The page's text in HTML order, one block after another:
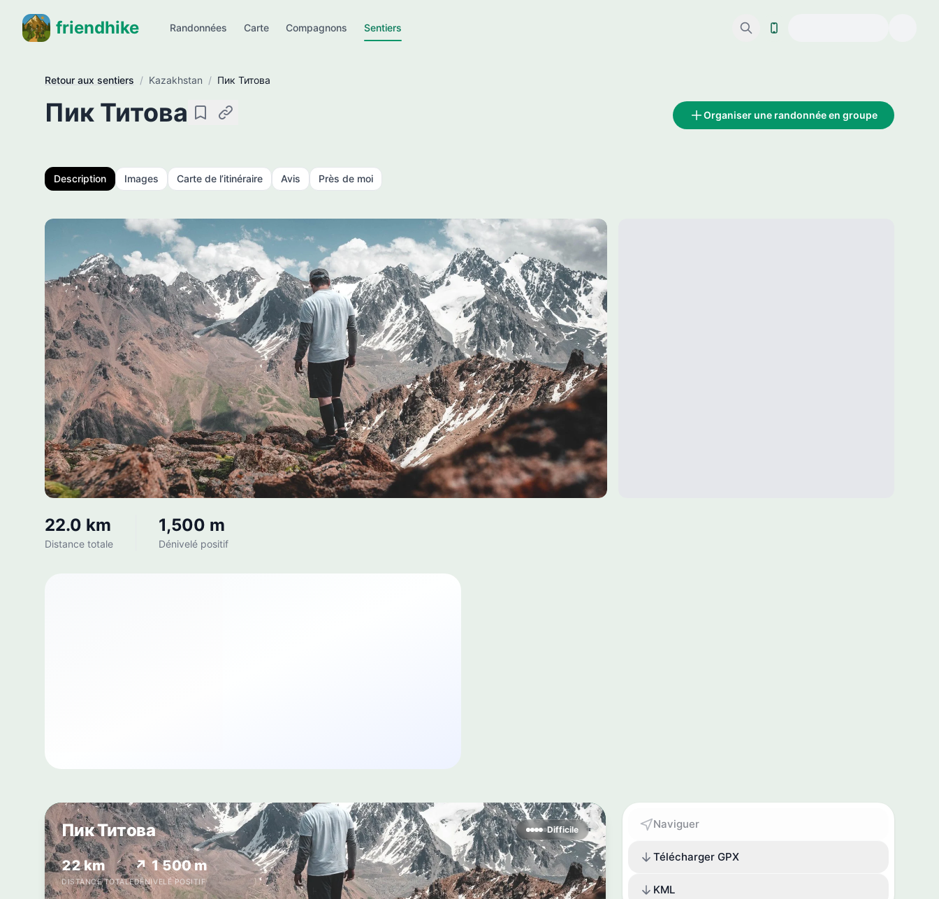
friendhike Randonnées Carte Compagnons Sentiers
Retour aux sentiers / Kazakhstan / Пик Титова
Пик Титова EnregistrerCopier le lien Organiser une randonnée en groupe
Description Images Carte de l’itinéraire Avis Près de moi
22.0 km
Distance totale
1,500 m
Dénivelé positif
Пик Титова Difficile
22 km
DISTANCE TOTALE
↗ 1 500 m
DÉNIVELÉ POSITIF
Naviguer
Télécharger GPX
KML